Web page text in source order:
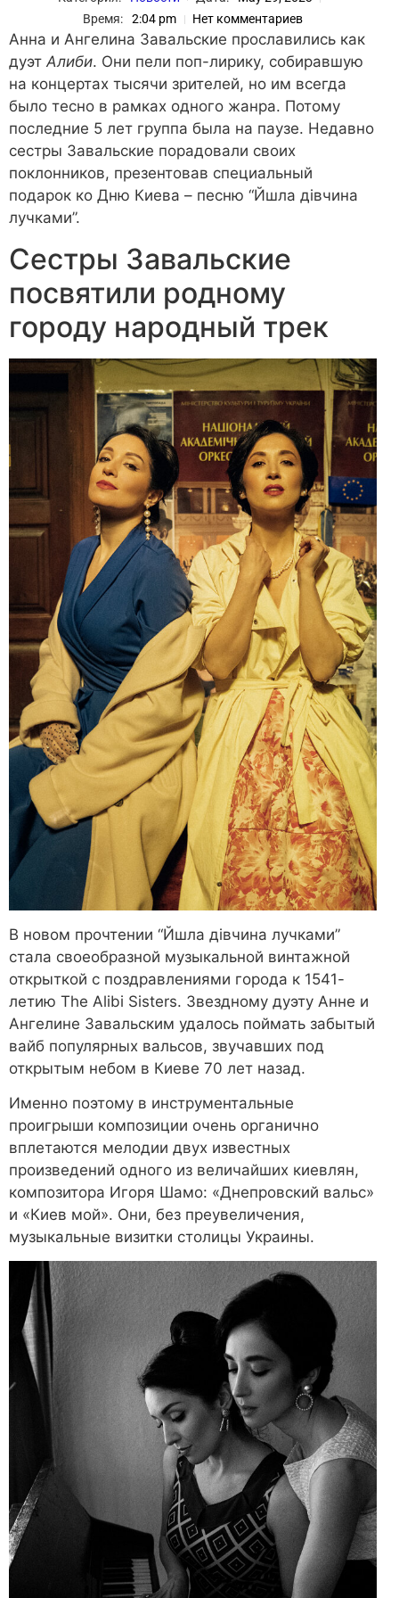
Время:
2:04 pm Нет комментариев
Анна и Ангелина Завальские прославились как
дуэт Алиби. Они пели поп-лирику, собиравшую
на концертах тысячи зрителей, но им всегда
было тесно в рамках одного жанра. Потому
последние 5 лет группа была на паузе. Недавно
сестры Завальские порадовали своих
поклонников, презентовав специальный
подарок ко Дню Киева – песню “Йшла дівчина
лучками”.
Сестры Завальские
посвятили родному
городу народный трек
В новом прочтении “Йшла дівчина лучками”
стала своеобразной музыкальной винтажной
открыткой с поздравлениями города к 1541-
летию The Alibi Sisters. Звездному дуэту Анне и
Ангелине Завальским удалось поймать забытый
вайб популярных вальсов, звучавших под
открытым небом в Киеве 70 лет назад.
Именно поэтому в инструментальные
проигрыши композиции очень органично
вплетаются мелодии двух известных
произведений одного из величайших киевлян,
композитора Игоря Шамо: «Днепровский вальс»
и «Киев мой». Они, без преувеличения,
музыкальные визитки столицы Украины.